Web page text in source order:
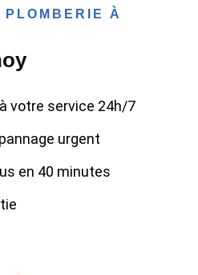
PLOMBERIE À
votre service 24h/7
urgent
en 40 minutes